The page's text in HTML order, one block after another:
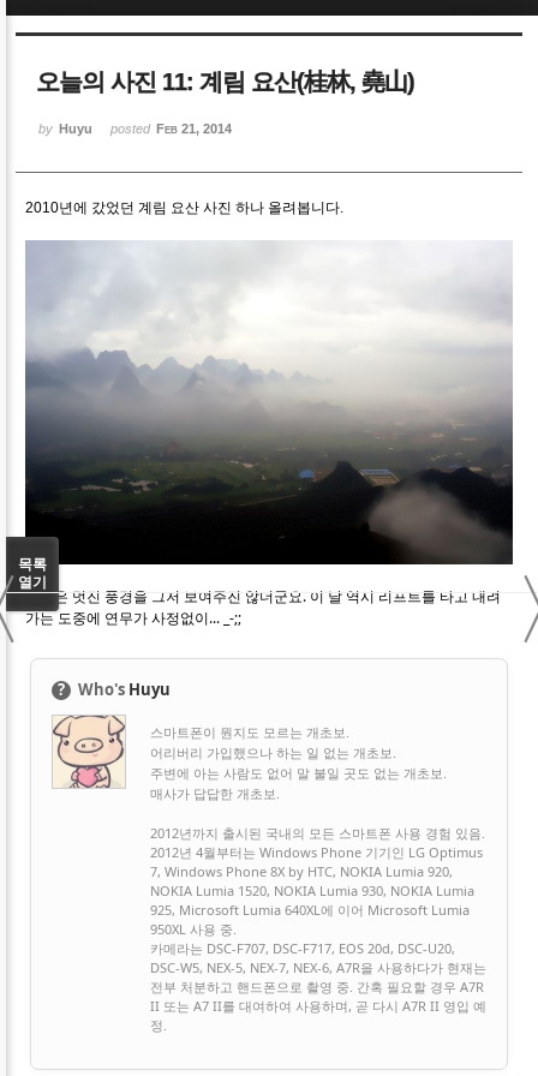
오늘의 사진 11: 계림 요산(桂林, 堯山)
by Huyu posted Feb 21, 2014
2010년에 갔었던 계림 요산 사진 하나 올려봅니다.
계림은 멋진 풍경을 그저 보여주진 않더군요. 이 날 역시 리프트를 타고 내려
가는 도중에 연무가 사정없이... _-;;
? Who's Huyu
스마트폰이 뭔지도 모르는 개초보.
어리버리 가입했으나 하는 일 없는 개초보.
주변에 아는 사람도 없어 말 불일 곳도 없는 개초보.
매사가 답답한 개초보.
2012년까지 출시된 국내의 모든 스마트폰 사용 경험 있음.
2012년 4월부터는 Windows Phone 기기인 LG Optimus
7, Windows Phone 8X by HTC, NOKIA Lumia 920,
NOKIA Lumia 1520, NOKIA Lumia 930, NOKIA Lumia
925, Microsoft Lumia 640XL에 이어 Microsoft Lumia
950XL 사용 중.
카메라는 DSC-F707, DSC-F717, EOS 20d, DSC-U20,
DSC-W5, NEX-5, NEX-7, NEX-6, A7R을 사용하다가 현재는
전부 처분하고 핸드폰으로 촬영 중. 간혹 필요할 경우 A7R
II 또는 A7 II를 대여하여 사용하며, 곧 다시 A7R II 영입 예
정.
목록
열기
Sketchbook5, 스케치북5
Sketchbook5, 스케치북5
Sketchbook5, 스케치북5
Sketchbook5, 스케치북5